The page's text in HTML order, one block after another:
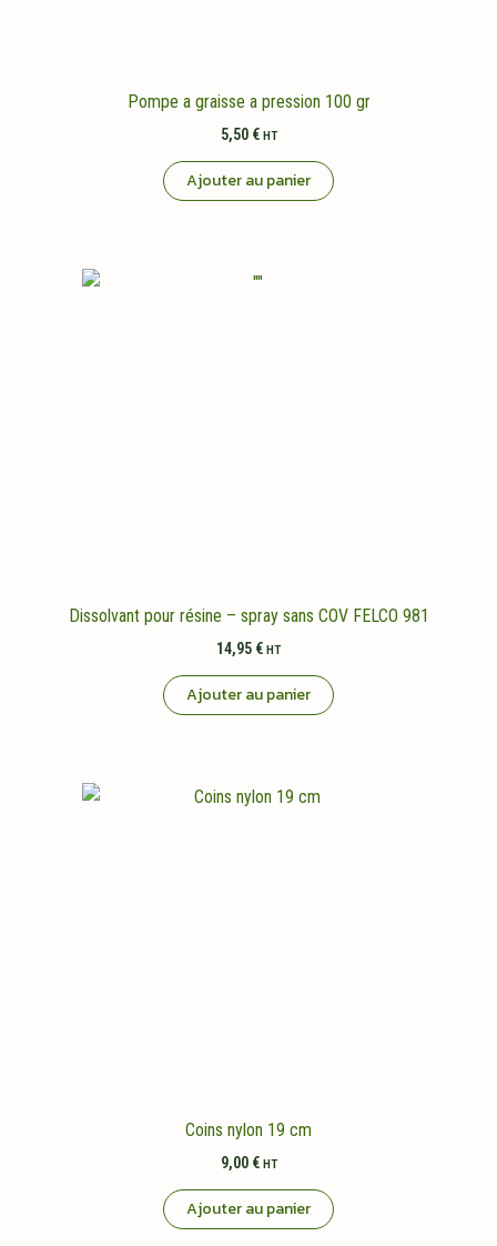
Pompe a graisse a pression 100 gr
5,50 € HT
Ajouter au panier
Dissolvant pour résine – spray sans COV FELCO 981
14,95 € HT
Ajouter au panier
Coins nylon 19 cm
9,00 € HT
Ajouter au panier